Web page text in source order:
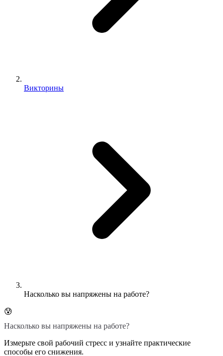
Викторины
Насколько вы напряжены на работе?
😰
Насколько вы напряжены на работе?
Измерьте свой рабочий стресс и узнайте практические
способы его снижения.